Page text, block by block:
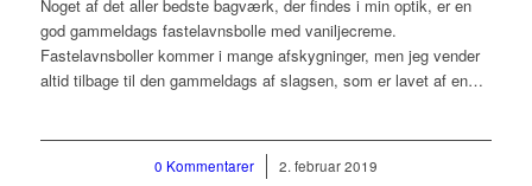
Noget af det aller bedste bagværk, der findes i min optik, er en
god gammeldags fastelavnsbolle med vaniljecreme.
Fastelavnsboller kommer i mange afskygninger, men jeg vender
altid tilbage til den gammeldags af slagsen, som er lavet af en…
0 Kommentarer
/ 2. februar 2019